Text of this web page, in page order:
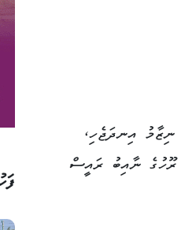
އިނދަޖެހި،
ރޫހުގެ ނާއިބު ރައީސް